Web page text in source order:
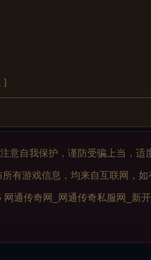
]
意自我保护，谨防受骗上当，
有游戏信息，均来自互联网，
网通传奇网_网通传奇私服网_新